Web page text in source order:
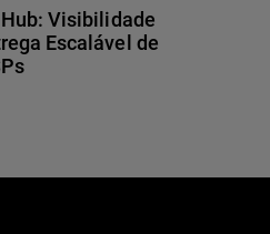
Visibilidade
Escalável de